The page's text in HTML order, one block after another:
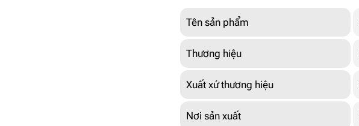
Tên sản phẩm
Thương hiệu
Xuất xứ thương hiệu
Nơi sản xuất